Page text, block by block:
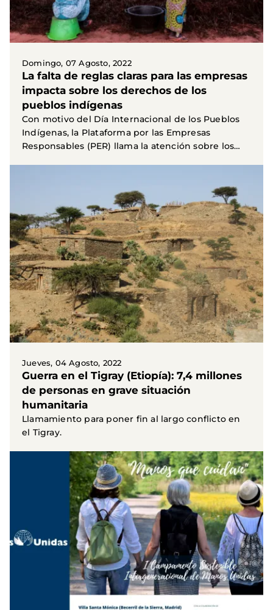
Domingo, 07 Agosto, 2022
La falta de reglas claras para las empresas
impacta sobre los derechos de los
pueblos indígenas
Con motivo del Día Internacional de los Pueblos
Indígenas, la Plataforma por las Empresas
Responsables (PER) llama la atención sobre los
Jueves, 04 Agosto, 2022
Guerra en el Tigray (Etiopía): 7,4 millones
de personas en grave situación
humanitaria
Llamamiento para poner fin al largo conflicto en
el Tigray.